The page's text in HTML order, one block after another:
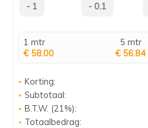
1 mtr
€ 58.00
5 mtr
€ 56.84
Korting:
Subtotaal:
B.T.W. (21%):
Totaalbedrag: